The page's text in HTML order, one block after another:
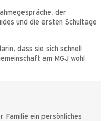
der
und die ersten Schultage
dass sie sich schnell
am MGJ wohl
Familie ein persönliches